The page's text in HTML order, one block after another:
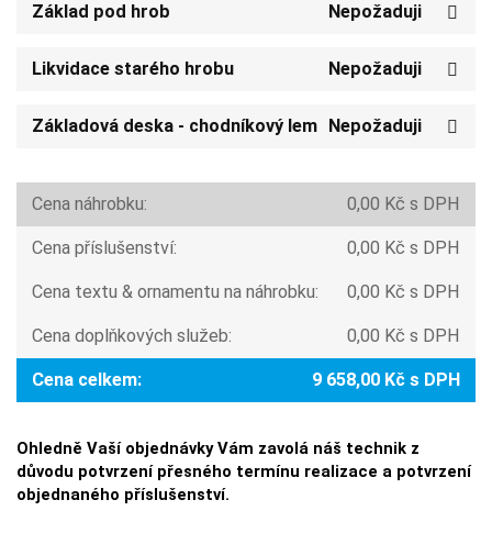
Základ pod hrob Nepožaduji
Likvidace starého hrobu Nepožaduji
Základová deska - chodníkový lem Nepožaduji
Cena náhrobku: 0,00 Kč s DPH
Cena příslušenství: 0,00 Kč s DPH
Cena textu & ornamentu na náhrobku: 0,00 Kč s DPH
Cena doplňkových služeb: 0,00 Kč s DPH
Cena celkem: 9 658,00 Kč s DPH
Ohledně Vaší objednávky Vám zavolá náš technik z
důvodu potvrzení přesného termínu realizace a potvrzení
objednaného příslušenství.